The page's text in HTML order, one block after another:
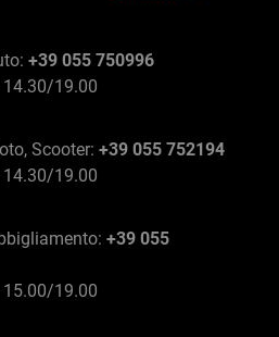
+39 055 750996
19.00
Scooter: +39 055 752194
19.00
+39 055
19.00